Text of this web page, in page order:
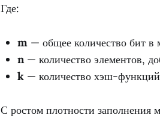
Где:
m — общее количество бит в
n — количество элементов,
k — количество хэш-функций
С ростом плотности